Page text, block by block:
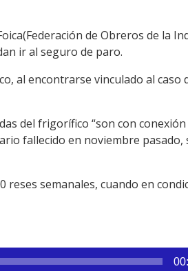
de Obreros de la
ir al seguro de paro.
al encontrarse vinculado al caso
del frigorífico “son con
fallecido en noviembre pasado,
semanales, cuando en